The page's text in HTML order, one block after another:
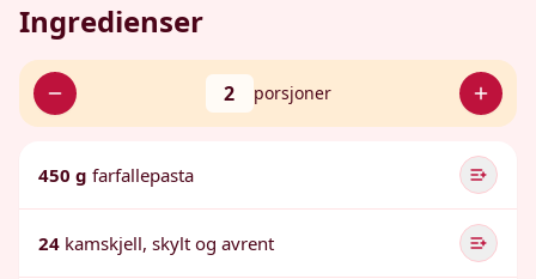
Ingredienser
2 porsjoner
450 g farfallepasta
24 kamskjell, skylt og avrent